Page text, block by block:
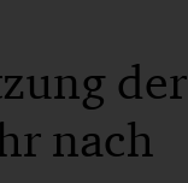
der
nach